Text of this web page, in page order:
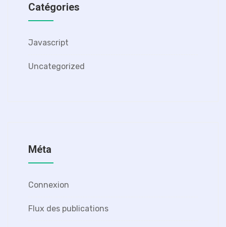
Catégories
Javascript
Uncategorized
Méta
Connexion
Flux des publications